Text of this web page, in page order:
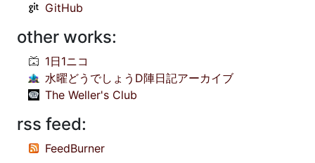
GitHub
other works:
1日1ニコ
水曜どうでしょうD陣日記アーカイブ
The Weller's Club
rss feed:
FeedBurner